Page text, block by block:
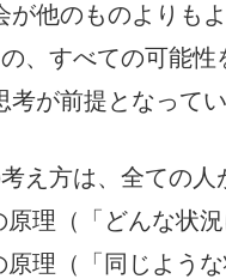
他のものよりも
、すべての可能
が前提となってい
え方は、全ての人
理（「どんな状
理（「同じよう